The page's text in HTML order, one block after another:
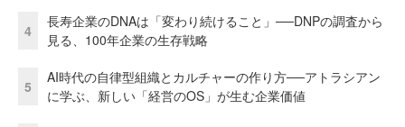
4
長寿企業のDNAは「変わり続けること」──DNPの調査から
見る、100年企業の生存戦略
5
AI時代の自律型組織とカルチャーの作り方──アトラシアン
に学ぶ、新しい「経営のOS」が生む企業価値